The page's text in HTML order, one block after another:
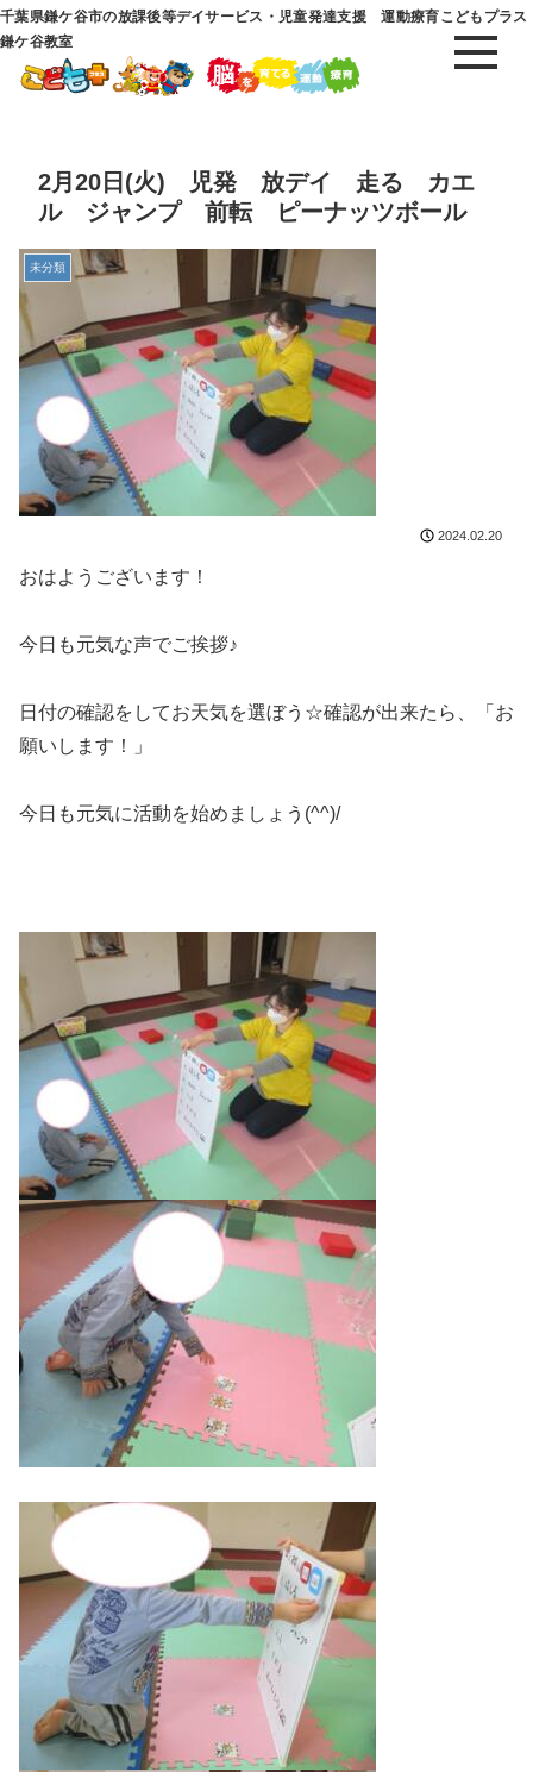
千葉県鎌ケ谷市の放課後等デイサービス・児童発達支援 運動療育こどもプラス
鎌ケ谷教室
2月20日(火) 児発 放デイ 走る カエ
ル ジャンプ 前転 ピーナッツボール
未分類
2024.02.20
おはようございます！
今日も元気な声でご挨拶♪
日付の確認をしてお天気を選ぼう☆確認が出来たら、「お
願いします！」
今日も元気に活動を始めましょう(^^)/